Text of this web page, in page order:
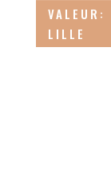
LILLE